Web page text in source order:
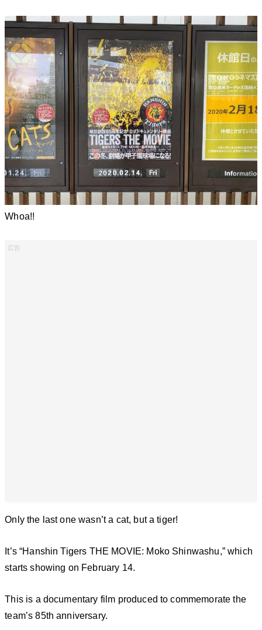
Whoa!!
Only the last one wasn’t a cat, but a tiger!
It’s “Hanshin Tigers THE MOVIE: Moko Shinwashu,” which
starts showing on February 14.
This is a documentary film produced to commemorate the
team’s 85th anniversary.